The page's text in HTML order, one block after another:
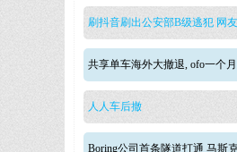
刷抖音刷出公安部B级逃犯 网
共享单车海外大撤退, ofo一个
人人车后撤
Boring公司首条隧道打通 马斯